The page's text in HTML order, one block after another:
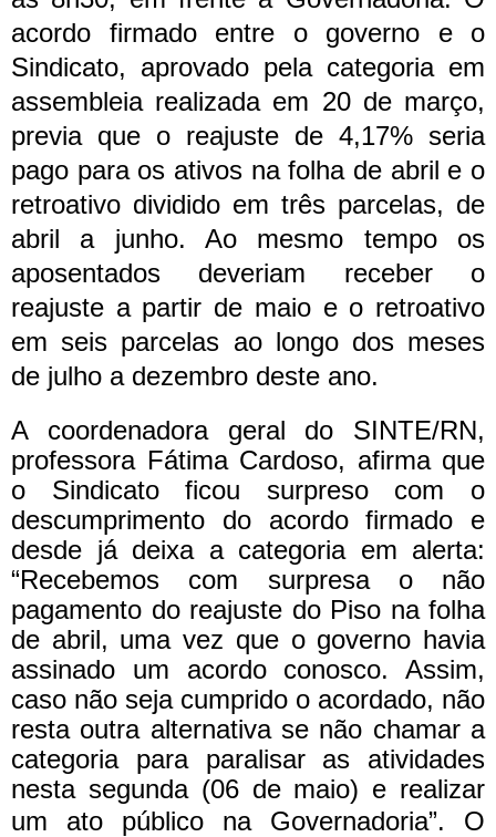
acordo firmado entre o governo e o
Sindicato, aprovado pela categoria em
assembleia realizada em 20 de março,
previa que o reajuste de 4,17% seria
pago para os ativos na folha de abril e o
retroativo dividido em três parcelas, de
abril a junho. Ao mesmo tempo os
aposentados deveriam receber o
reajuste a partir de maio e o retroativo
em seis parcelas ao longo dos meses
de julho a dezembro deste ano.
A coordenadora geral do SINTE/RN,
professora Fátima Cardoso, afirma que
o Sindicato ficou surpreso com o
descumprimento do acordo firmado e
desde já deixa a categoria em alerta:
“Recebemos com surpresa o não
pagamento do reajuste do Piso na folha
de abril, uma vez que o governo havia
assinado um acordo conosco. Assim,
caso não seja cumprido o acordado, não
resta outra alternativa se não chamar a
categoria para paralisar as atividades
nesta segunda (06 de maio) e realizar
um ato público na Governadoria”. O